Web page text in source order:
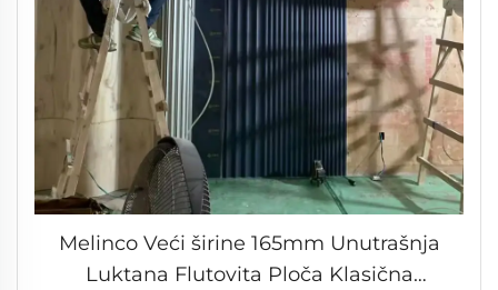
Melinco Veći širine 165mm Unutrašnja
Luktana Flutovita Ploča Klasična